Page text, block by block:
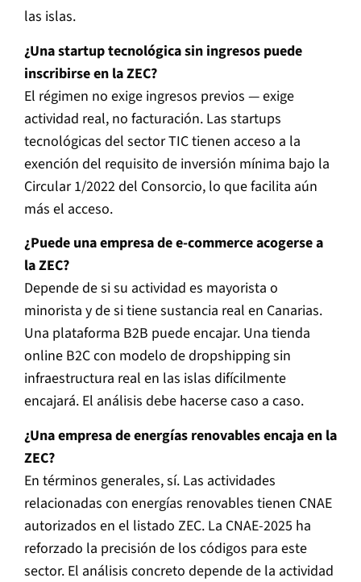
las islas.
¿Una startup tecnológica sin ingresos puede
inscribirse en la ZEC?
El régimen no exige ingresos previos — exige
actividad real, no facturación. Las startups
tecnológicas del sector TIC tienen acceso a la
exención del requisito de inversión mínima bajo la
Circular 1/2022 del Consorcio, lo que facilita aún
más el acceso.
¿Puede una empresa de e-commerce acogerse a
la ZEC?
Depende de si su actividad es mayorista o
minorista y de si tiene sustancia real en Canarias.
Una plataforma B2B puede encajar. Una tienda
online B2C con modelo de dropshipping sin
infraestructura real en las islas difícilmente
encajará. El análisis debe hacerse caso a caso.
¿Una empresa de energías renovables encaja en la
ZEC?
En términos generales, sí. Las actividades
relacionadas con energías renovables tienen CNAE
autorizados en el listado ZEC. La CNAE-2025 ha
reforzado la precisión de los códigos para este
sector. El análisis concreto depende de la actividad